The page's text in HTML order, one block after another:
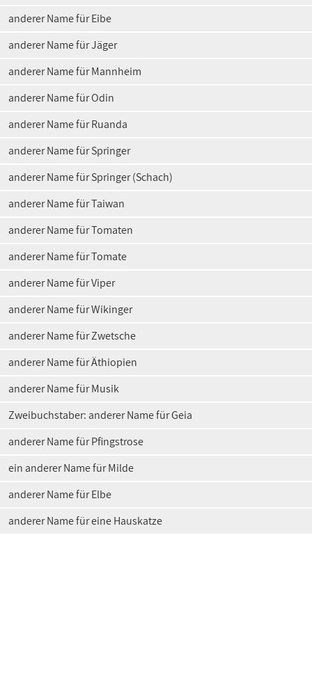
anderer Name für Eibe
anderer Name für Jäger
anderer Name für Mannheim
anderer Name für Odin
anderer Name für Ruanda
anderer Name für Springer
anderer Name für Springer (Schach)
anderer Name für Taiwan
anderer Name für Tomaten
anderer Name für Tomate
anderer Name für Viper
anderer Name für Wikinger
anderer Name für Zwetsche
anderer Name für Äthiopien
anderer Name für Musik
Zweibuchstaber: anderer Name für Geia
anderer Name für Pfingstrose
ein anderer Name für Milde
anderer Name für Elbe
anderer Name für eine Hauskatze